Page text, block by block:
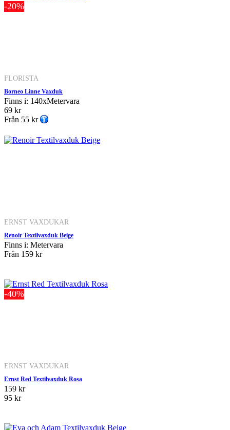
-20%
FLORISTA
Borneo Linne Vaxduk
Finns i: 140xMetervara
69 kr
Från 55 kr
ERNST VAXDUKAR
Renoir Textilvaxduk Beige
Finns i: Metervara
Från 159 kr
-40%
ERNST VAXDUKAR
Ernst Red Textilvaxduk Rosa
159 kr
95 kr